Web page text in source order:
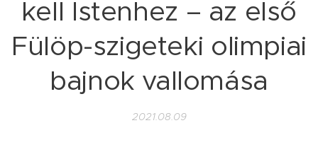
kell Istenhez – az első
Fülöp-szigeteki olimpiai
bajnok vallomása
2021.08.09